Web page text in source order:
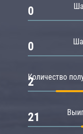
0
0
Количество
2
21